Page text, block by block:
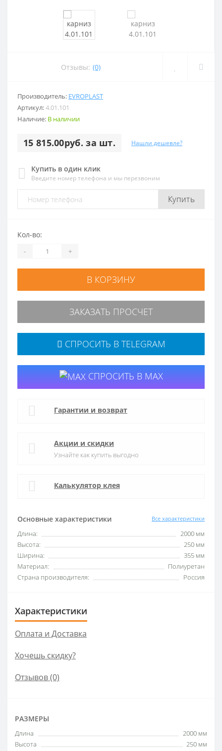
Отзывы: (0)
Производитель: EVROPLAST
Артикул:4.01.101
Наличие: В наличии
15 815.00руб. за шт. Нашли дешевле?
Купить в один клик
Введите номер телефона и мы перезвоним
Купить
Основные характеристики Все характеристики
Длина:
2000 мм
Высота:
250 мм
Ширина:
355 мм
Материал:
Полиуретан
Страна производителя:
Россия
Кол-во:
- +
В КОРЗИНУ
ЗАКАЗАТЬ ПРОСЧЕТ
СПРОСИТЬ В TELEGRAM
СПРОСИТЬ В MAX
Гарантии и возврат
Акции и скидки
Узнайте как купить выгодно
Калькулятор клея
Характеристики
Оплата и Доставка
Хочешь скидку?
Отзывов (0)
РАЗМЕРЫ
Длина
2000 мм
Высота
250 мм